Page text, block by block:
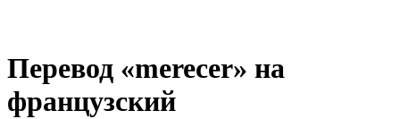
Перевод «merecer» на
французский